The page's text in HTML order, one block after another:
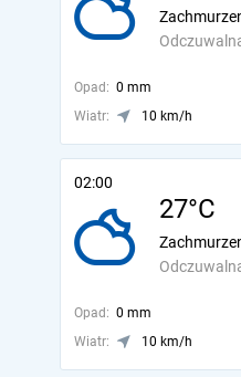
Opad: 0 mm
Wiatr:
10 km/h
02:00
27°C
Opad: 0 mm
Wiatr:
10 km/h